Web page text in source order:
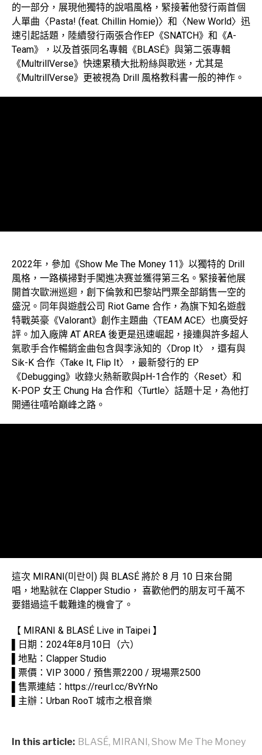
的一部分，展現他獨特的說唱風格，緊接著他發行兩首個
人單曲〈Pasta! (feat. Chillin Homie)〉和〈New World〉迅
速引起話題，陸續發行兩張合作EP《SNATCH》和《A-
Team》，以及首張同名專輯《BLASÉ》與第二張專輯
《MultrillVerse》快速累積大批粉絲與歌迷，尤其是
《MultrillVerse》更被視為 Drill 風格教科書一般的神作。
2022年，參加《Show Me The Money 11》以獨特的 Drill
風格，一路橫掃對手闖進决赛並獲得第三名。緊接著他展
開首次歐洲巡迴，創下倫敦和巴黎站門票全部銷售一空的
盛況。同年與遊戲公司 Riot Game 合作，為旗下知名遊戲
特戰英豪《Valorant》創作主題曲〈TEAM ACE〉也廣受好
評。加入廠牌 AT AREA 後更是迅速崛起，接連與許多超人
氣歌手合作暢銷金曲包含與李泳知的〈Drop It〉，還有與
Sik-K 合作〈Take It, Flip It〉，最新發行的 EP
《Debugging》收錄火熱新歌與pH-1合作的〈Reset〉和
K-POP 女王 Chung Ha 合作和〈Turtle〉話題十足，為他打
開通往嘻哈巔峰之路。
這次 MIRANI(미란이) 與 BLASÉ 將於 8 月 10 日來台開
唱，地點就在 Clapper Studio， 喜歡他們的朋友可千萬不
要錯過這千載難逢的機會了。
【 MIRANI & BLASÉ Live in Taipei 】
▌日期：2024年8月10日（六）
▌地點：Clapper Studio
▌票價：VIP 3000 / 預售票2200 / 現場票2500
▌售票連結：https://reurl.cc/8vYrNo
▌主辦：Urban RooT 城市之根音樂
In this article: BLASÉ, MIRANI, Show Me The Money